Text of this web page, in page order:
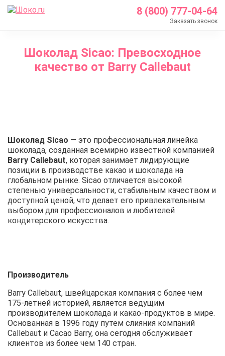
8 (800) 777-04-64
Заказать звонок
О нас
Блог
Шоколад Sicao: Превосходное
качество от Barry Callebaut
Шоколад Sicao — это профессиональная линейка
шоколада, созданная всемирно известной компанией
Barry Callebaut, которая занимает лидирующие
позиции в производстве какао и шоколада на
глобальном рынке. Sicao отличается высокой
степенью универсальности, стабильным качеством и
доступной ценой, что делает его привлекательным
выбором для профессионалов и любителей
кондитерского искусства.
Производитель
Barry Callebaut, швейцарская компания с более чем
175-летней историей, является ведущим
производителем шоколада и какао-продуктов в мире.
Основанная в 1996 году путем слияния компаний
Callebaut и Cacao Barry, она сегодня обслуживает
клиентов из более чем 140 стран.